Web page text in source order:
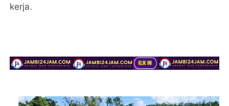
kerja.